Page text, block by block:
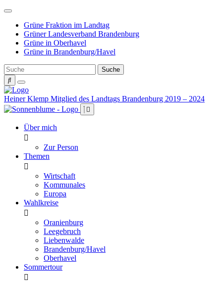
Weiter
Inhalt
Grüne Fraktion im Landtag
Grüner Landesverband Brandenburg
Grüne in Oberhavel
Grüne in Brandenburg/Havel
Heiner Klemp Mitglied des Landtags Brandenburg 2019 – 2024
Über mich
Zur Person
Themen
Wirtschaft
Kommunales
Europa
Wahlkreise
Oranienburg
Leegebruch
Liebenwalde
Brandenburg/Havel
Oberhavel
Sommertour